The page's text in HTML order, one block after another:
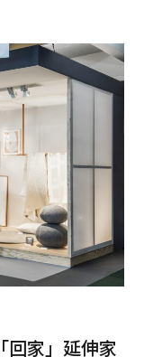
言，富有娛樂性
，它不會塑造出
質；在許多嚮往
這種情懷之際，
RUSTIC）的
回家」延伸家